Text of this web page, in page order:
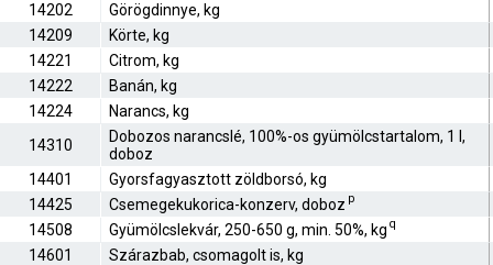
14202
Görögdinnye, kg
14209
Körte, kg
14221
Citrom, kg
14222
Banán, kg
14224
Narancs, kg
14310
Dobozos narancslé, 100%-os gyümölcstartalom, 1 l,
doboz
14401
Gyorsfagyasztott zöldborsó, kg
14425
Csemegekukorica-konzerv, doboz p
14508 Gyümölcslekvár, 250-650 g, min. 50%, kg q
14601
Szárazbab, csomagolt is, kg